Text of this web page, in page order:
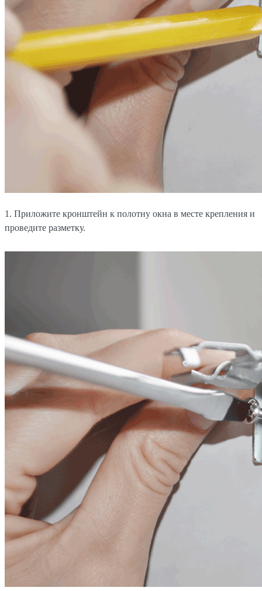
1. Приложите кронштейн к полотну окна в месте крепления и
проведите разметку.